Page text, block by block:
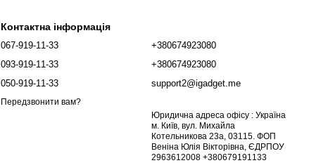
Контактна інформація
067-919-11-33
093-919-11-33
050-919-11-33
Передзвонити вам?
+380674923080
+380674923080
support2@igadget.me
Юридична адреса офісу : Україна
м. Київ, вул. Михайла
Котельникова 23а, 03115. ФОП
Веніна Юлія Вікторівна, ЄДРПОУ
2963612008 +380679191133